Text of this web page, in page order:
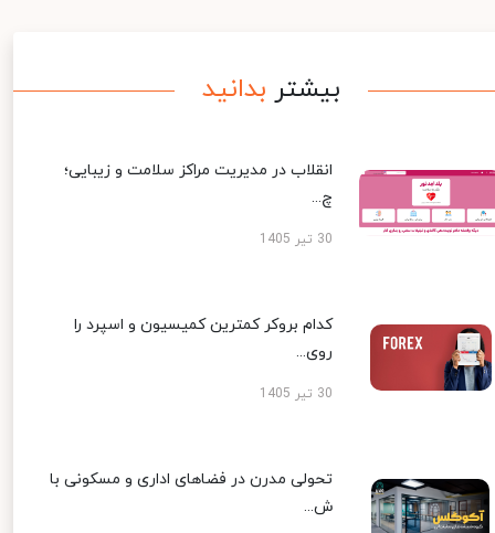
بیشتر بدانید
انقلاب در مدیریت مراکز سلامت و زیبایی؛
چ...
30 تیر 1405
کدام بروکر کمترین کمیسیون و اسپرد را
روی...
30 تیر 1405
تحولی مدرن در فضاهای اداری و مسکونی با
ش...